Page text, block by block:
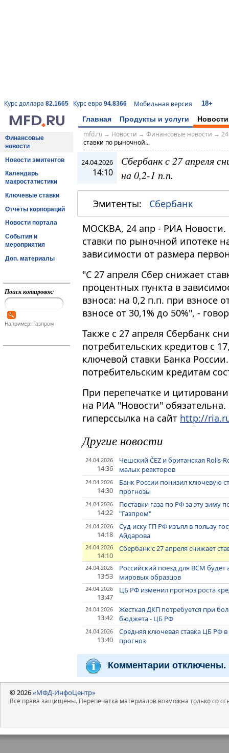
Курс доллара 82.1665 Курс евро 94.8366 Мобильная версия 18+
Главная Продукты и услуги Новости
Финансовые
новости
Новости эмитентов
Календарь
макростатистики
Ключевые ставки
Отчёты корпораций
Новости портала
События и
мероприятия
Доп. материалы
Поиск котировок:
Например: Газпром
mfd.ru→ Новости → Финансовые новости →
ставки по рыночной...
24.04.2026
14:10
Сбербанк с 27 апреля
на 0,2-1 п.п.
Эмитенты: Сбербанк
МОСКВА, 24 апр - РИА Новости.
ставки по рыночной ипотеке
зависимости от размера
"С 27 апреля Сбер снижает
процентных пункта в
взноса: на 0,2 п​​​.п. при взносе
взносе от 30,1% до 50%", -
Также с 27 апреля Сбербанк
потребительских кредитов с
ключевой ставки Банка
потребительским кредитам
При перепечатке и
на РИА "Новости"
гиперссылка на сайт http://
Другие новости
24.04.2026
14:36
Чешский ČEZ и британская Rolls-
малых реакторов
24.04.2026
14:30
Банк России понизил ключевую
прогнозы
24.04.2026
14:22
Поставки газа по РФ за эту зиму
"Газпром"
24.04.2026
14:18
Суд иску ГП РФ изъял в пользу
Айдарова
24.04.2026
14:10
Сбербанк с 27 апреля снижает
24.04.2026
13:53
Российский поезд для ВСМ
мировых образцов
24.04.2026
13:47
ЦБ РФ изменил прогноз роста
24.04.2026
13:42
Жесткая ДКП потребуется при
бюджета - ЦБ РФ
24.04.2026
13:40
Средняя ключевая ставка ЦБ РФ в
прогноз
Комментарии отключены.
© 2026«МФД-ИнфоЦентр»
Все права защищены. Перепечатка материалов возможна только со